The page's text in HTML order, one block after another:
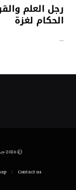
رجل العلم
الحكام لغزة
…
© 2026 جميع الحقوق محفوظة. وطن يغرد خارج السرب
Contact us